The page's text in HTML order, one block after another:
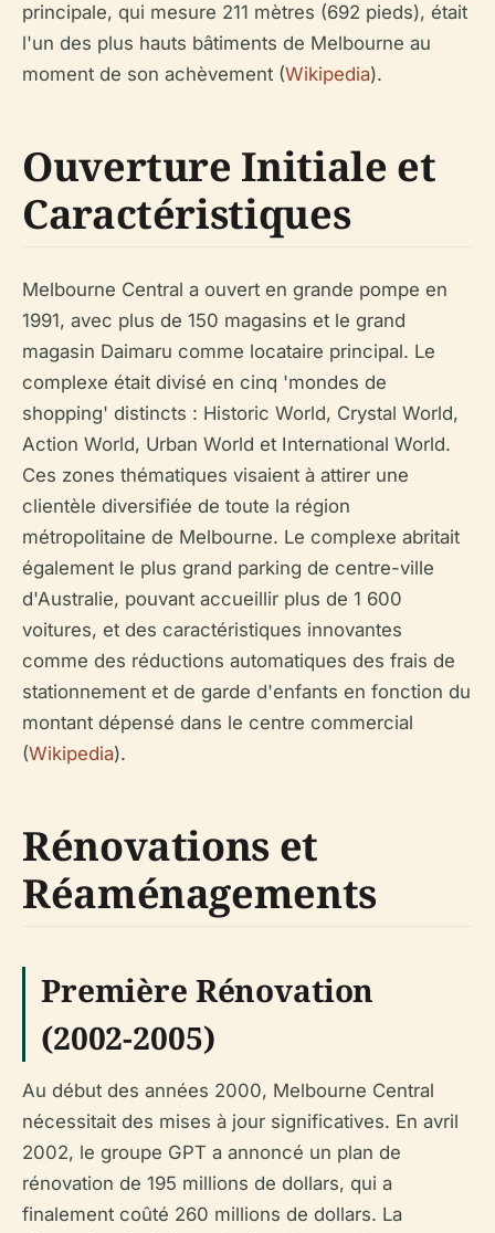
principale, qui mesure 211 mètres (692 pieds), était
l'un des plus hauts bâtiments de Melbourne au
moment de son achèvement (Wikipedia).
Ouverture Initiale et
Caractéristiques
Melbourne Central a ouvert en grande pompe en
1991, avec plus de 150 magasins et le grand
magasin Daimaru comme locataire principal. Le
complexe était divisé en cinq 'mondes de
shopping' distincts : Historic World, Crystal World,
Action World, Urban World et International World.
Ces zones thématiques visaient à attirer une
clientèle diversifiée de toute la région
métropolitaine de Melbourne. Le complexe abritait
également le plus grand parking de centre-ville
d'Australie, pouvant accueillir plus de 1 600
voitures, et des caractéristiques innovantes
comme des réductions automatiques des frais de
stationnement et de garde d'enfants en fonction du
montant dépensé dans le centre commercial
(Wikipedia).
Rénovations et
Réaménagements
Première Rénovation
(2002-2005)
Au début des années 2000, Melbourne Central
nécessitait des mises à jour significatives. En avril
2002, le groupe GPT a annoncé un plan de
rénovation de 195 millions de dollars, qui a
finalement coûté 260 millions de dollars. La